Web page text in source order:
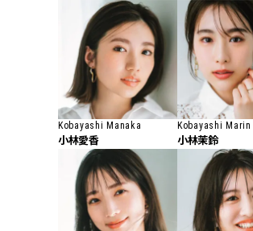
Kobayashi Manaka
小林愛香
Kobayashi Marin
小林茉鈴